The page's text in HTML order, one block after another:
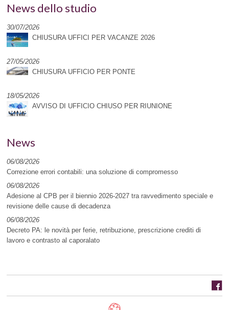
News dello studio
30/07/2026
CHIUSURA UFFICI PER VACANZE 2026
27/05/2026
CHIUSURA UFFICIO PER PONTE
18/05/2026
AVVISO DI UFFICIO CHIUSO PER RIUNIONE
News
06/08/2026
Correzione errori contabili: una soluzione di compromesso
06/08/2026
Adesione al CPB per il biennio 2026-2027 tra ravvedimento speciale e
revisione delle cause di decadenza
06/08/2026
Decreto PA: le novità per ferie, retribuzione, prescrizione crediti di
lavoro e contrasto al caporalato